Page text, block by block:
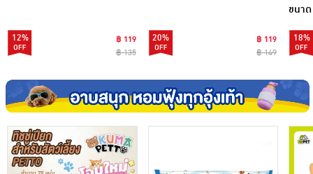
12%
฿ 119
฿ 135
20%
฿ 119
฿ 149
ขนา
18%